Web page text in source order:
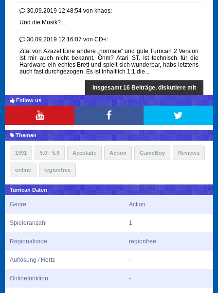
30.09.2019 12:48:54 von khaos:
Und die Musik?...
30.09.2019 12:16:07 von CD-i:
Zitat von Azazel Eine andere „normale“ und gute Turrican 2 Version
ist mir auch nicht bekannt. Öhm? Atari ST. Ist technisch für die
Hardware ein echtes Brett und spielt sich wunderbar, habs letztens
auch fast durchgezogen. Es ist inhaltlich 1:1 die...
Insgesamt 16 Beiträge, diskutiere mit
Follow us
Themen
1991 5.0 - 5.9 Accolade Action GameBoy Reviews
online regionfree
Turrican Daten
Genre Action
Spieleranzahl 1
Regionalcode regionfree
Auflösung / Hertz -
Onlinefunktion -